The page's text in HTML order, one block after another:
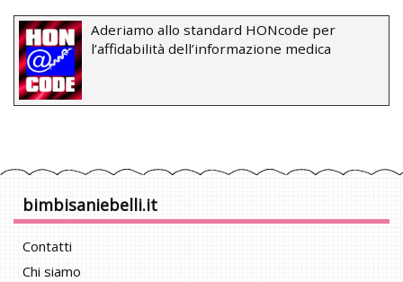
Aderiamo allo standard HONcode per
l’affidabilità dell’informazione medica
bimbisaniebelli.it
Contatti
Chi siamo